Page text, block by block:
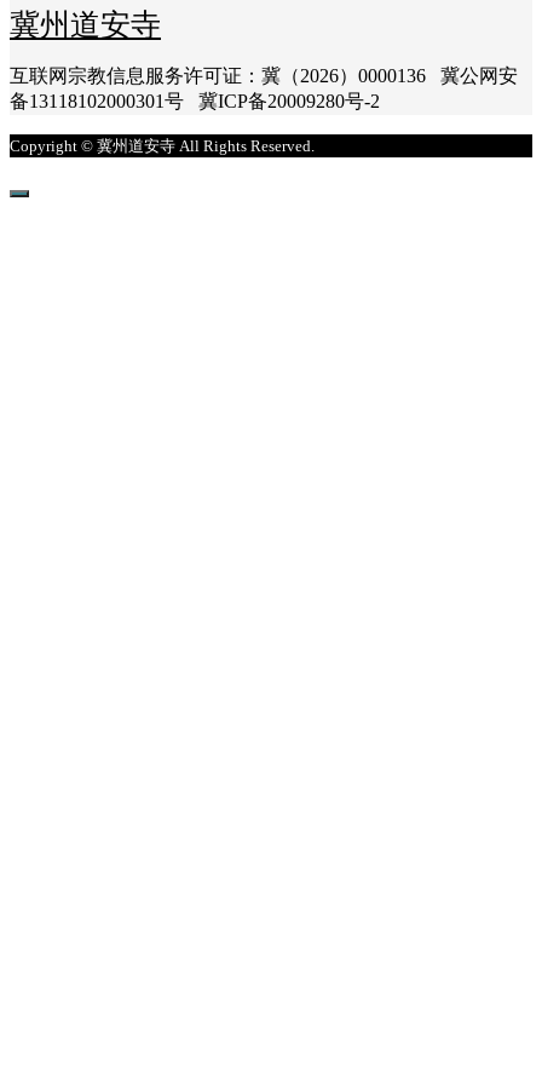
冀州道安寺
互联网宗教信息服务许可证：冀（2026）0000136 冀公网安
备13118102000301号 冀ICP备20009280号-2
Copyright © 冀州道安寺 All Rights Reserved.